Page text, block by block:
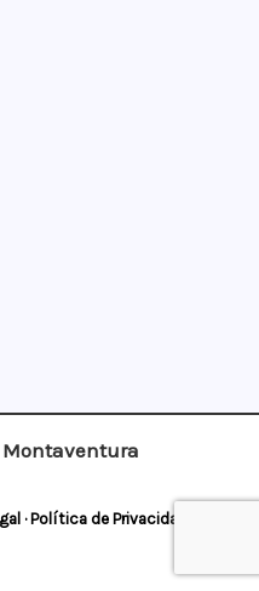
· Política de Privacidad